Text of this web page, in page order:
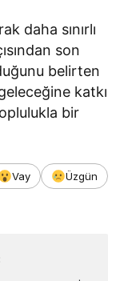
daha sınırlı
son
belirten
katkı
bir
Vay
Üzgün